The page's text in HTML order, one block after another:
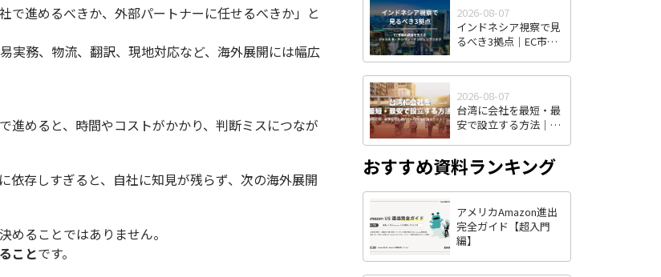
で進めるべきか、外部パートナーに任せるべきか」と
実務、物流、翻訳、現地対応など、海外展開には幅広
進めると、時間やコストがかかり、判断ミスにつなが
依存しすぎると、自社に知見が残らず、次の海外展開
めることではありません。
ことです。
2026-08-07
インドネシア視察で見
るべき3拠点｜EC市場
2026-08-07
台湾に会社を最短・最
安で設立する方法｜株
まで全ステップ解説
おすすめ資料ランキング
アメリカAmazon進出
完全ガイド【超入門
編】